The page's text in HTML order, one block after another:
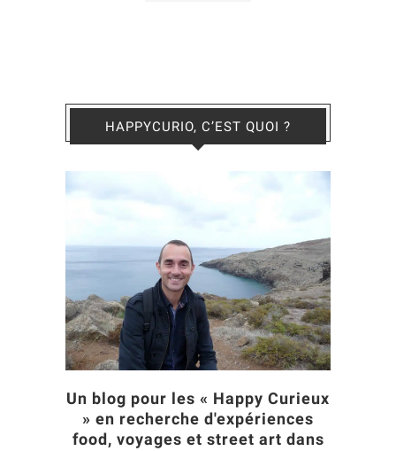
HAPPYCURIO, C’EST QUOI ?
Un blog pour les « Happy Curieux
» en recherche d'expériences
food, voyages et street art dans